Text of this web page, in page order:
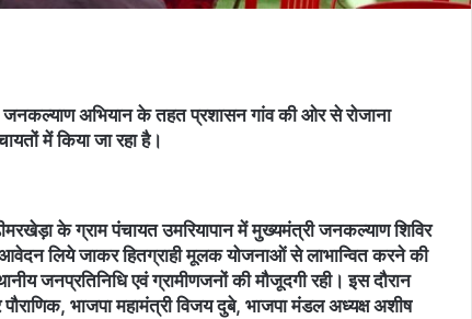
अभियान के तहत प्रशासन गांव की ओर से रोजाना
में किया जा रहा है।
के ग्राम पंचायत उमरियापान में मुख्यमंत्री जनकल्याण शिविर
लिये जाकर हितग्राही मूलक योजनाओं से लाभान्वित करने की
जनप्रतिनिधि एवं ग्रामीणजनों की मौजूदगी रही। इस दौरान
भाजपा महामंत्री विजय दुबे, भाजपा मंडल अध्यक्ष अशीष